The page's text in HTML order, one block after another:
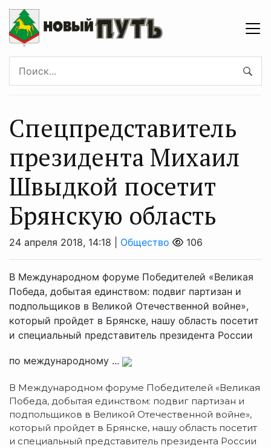
Спецпредставитель
президента Михаил
Швыдкой посетит
Брянскую область
24 апреля 2018, 14:18 | Общество 106
В Международном форуме Победителей «Великая
Победа, добытая единством: подвиг партизан и
подпольщиков в Великой Отечественной войне»,
который пройдет в Брянске, нашу область посетит
и специальный представитель президента России
по международному ...
В Международном форуме Победителей «Великая
Победа, добытая единством: подвиг партизан и
подпольщиков в Великой Отечественной войне»,
который пройдет в Брянске, нашу область посетит
и специальный представитель президента России